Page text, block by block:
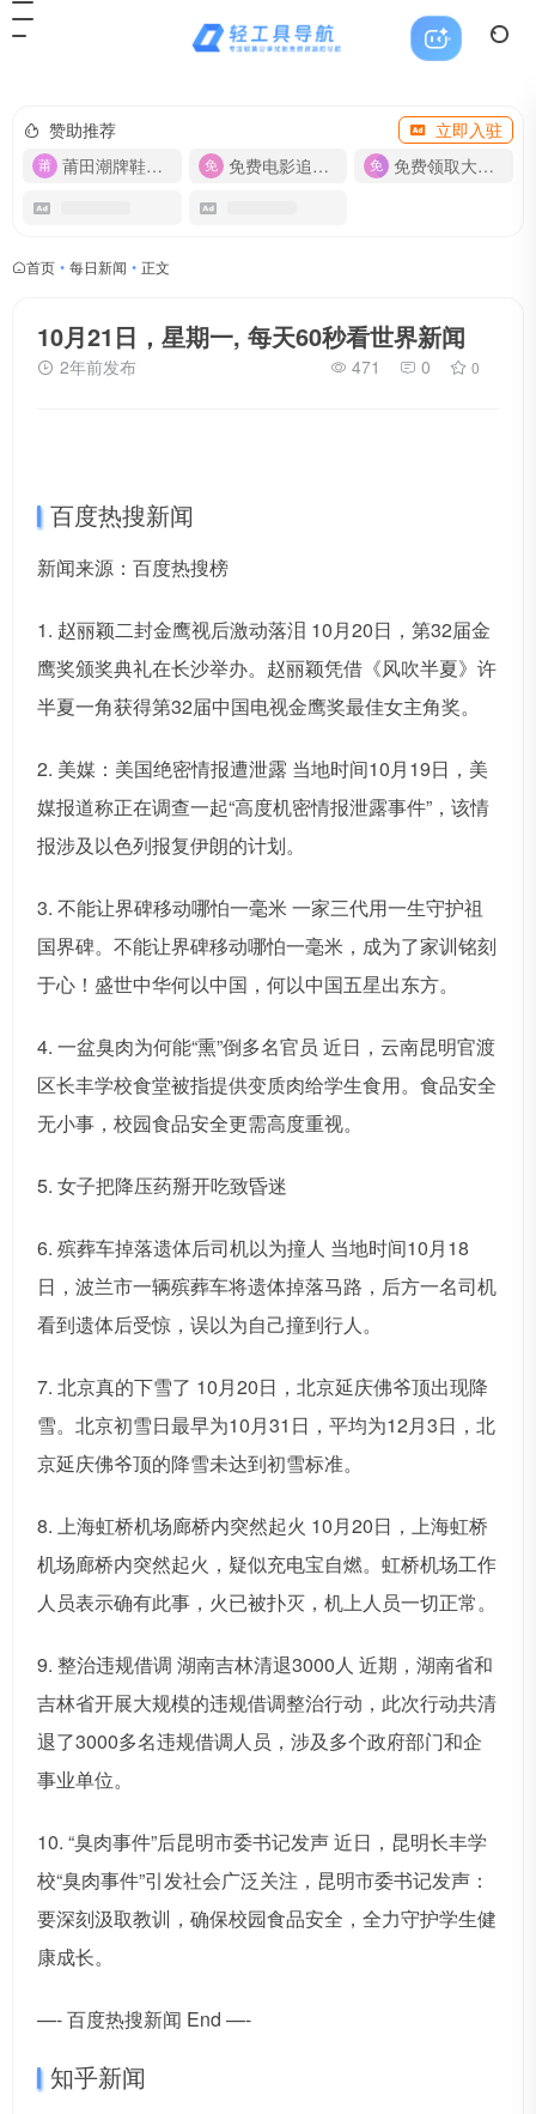
赞助推荐
立即入驻
莆田潮牌鞋服-货源
免费电影追剧APP 免费领取大流量卡【500G】
首页 • 每日新闻 • 正文
10月21日，星期一, 每天60秒看世界新闻
2年前发布 471 0 0
百度热搜新闻
新闻来源：百度热搜榜
1. 赵丽颖二封金鹰视后激动落泪 10月20日，第32届金
鹰奖颁奖典礼在长沙举办。赵丽颖凭借《风吹半夏》许
半夏一角获得第32届中国电视金鹰奖最佳女主角奖。
2. 美媒：美国绝密情报遭泄露 当地时间10月19日，美
媒报道称正在调查一起“高度机密情报泄露事件”，该情
报涉及以色列报复伊朗的计划。
3. 不能让界碑移动哪怕一毫米 一家三代用一生守护祖
国界碑。不能让界碑移动哪怕一毫米，成为了家训铭刻
于心！盛世中华何以中国，何以中国五星出东方。
4. 一盆臭肉为何能“熏”倒多名官员 近日，云南昆明官渡
区长丰学校食堂被指提供变质肉给学生食用。食品安全
无小事，校园食品安全更需高度重视。
5. 女子把降压药掰开吃致昏迷
6. 殡葬车掉落遗体后司机以为撞人 当地时间10月18
日，波兰市一辆殡葬车将遗体掉落马路，后方一名司机
看到遗体后受惊，误以为自己撞到行人。
7. 北京真的下雪了 10月20日，北京延庆佛爷顶出现降
雪。北京初雪日最早为10月31日，平均为12月3日，北
京延庆佛爷顶的降雪未达到初雪标准。
8. 上海虹桥机场廊桥内突然起火 10月20日，上海虹桥
机场廊桥内突然起火，疑似充电宝自燃。虹桥机场工作
人员表示确有此事，火已被扑灭，机上人员一切正常。
9. 整治违规借调 湖南吉林清退3000人 近期，湖南省和
吉林省开展大规模的违规借调整治行动，此次行动共清
退了3000多名违规借调人员，涉及多个政府部门和企
事业单位。
10. “臭肉事件”后昆明市委书记发声 近日，昆明长丰学
校“臭肉事件”引发社会广泛关注，昆明市委书记发声：
要深刻汲取教训，确保校园食品安全，全力守护学生健
康成长。
—- 百度热搜新闻 End —-
知乎新闻